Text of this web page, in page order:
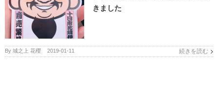
きました
By 城之上 花櫻 2019-01-11 続きを読む